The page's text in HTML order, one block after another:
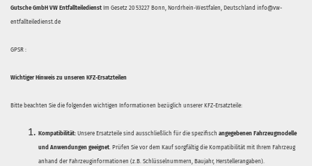
Gutsche GmbH VW Entfallteiledienst Im Gesetz 20 53227 Bonn, Nordrhein-Westfalen, Deutschland info@vw-
entfallteiledienst.de
GPSR :
Wichtiger Hinweis zu unseren KFZ-Ersatzteilen
Bitte beachten Sie die folgenden wichtigen Informationen bezüglich unserer KFZ-Ersatzteile:
Kompatibilität: Unsere Ersatzteile sind ausschließlich für die spezifisch angegebenen Fahrzeugmodelle
und Anwendungen geeignet. Prüfen Sie vor dem Kauf sorgfältig die Kompatibilität mit Ihrem Fahrzeug
anhand der Fahrzeuginformationen (z.B. Schlüsselnummern, Baujahr, Herstellerangaben).